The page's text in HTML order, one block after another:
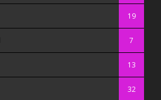
19
7
13
32